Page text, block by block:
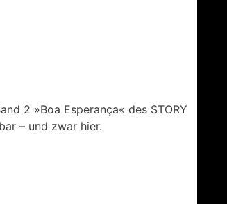
2 »Boa Esperança« des STORY
– und zwar hier.